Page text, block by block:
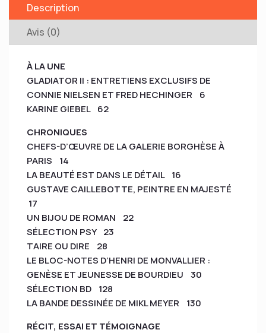
Description
Avis (0)
À LA UNE
GLADIATOR II : ENTRETIENS EXCLUSIFS DE
CONNIE NIELSEN ET FRED HECHINGER 6
KARINE GIEBEL 62
CHRONIQUES
CHEFS-D’ŒUVRE DE LA GALERIE BORGHÈSE À
PARIS 14
LA BEAUTÉ EST DANS LE DÉTAIL 16
GUSTAVE CAILLEBOTTE, PEINTRE EN MAJESTÉ
17
UN BIJOU DE ROMAN 22
SÉLECTION PSY 23
TAIRE OU DIRE 28
LE BLOC-NOTES D’HENRI DE MONVALLIER :
GENÈSE ET JEUNESSE DE BOURDIEU 30
SÉLECTION BD 128
LA BANDE DESSINÉE DE MIKL MEYER 130
RÉCIT, ESSAI ET TÉMOIGNAGE